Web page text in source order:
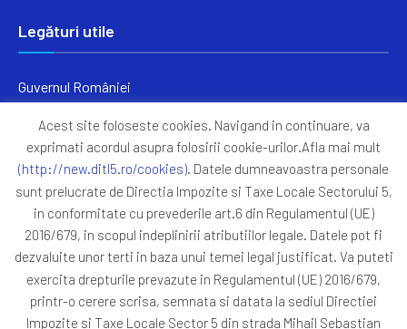
Legături utile
Guvernul României
Primăria Sectorul 5
ANAF
Protocoale
GDPR
Harta Site
Acest site foloseste cookies. Navigand in continuare, va
exprimati acordul asupra folosirii cookie-urilor.Afla mai mult
(http://new.ditl5.ro/cookies). Datele dumneavoastra personale
sunt prelucrate de Directia Impozite si Taxe Locale Sectorului 5,
in conformitate cu prevederile art.6 din Regulamentul (UE)
2016/679, in scopul indeplinirii atributiilor legale. Datele pot fi
dezvaluite unor terti in baza unui temei legal justificat. Va puteti
exercita drepturile prevazute in Regulamentul (UE) 2016/679,
printr-o cerere scrisa, semnata si datata la sediul Directiei
Impozite si Taxe Locale Sector 5 din strada Mihail Sebastian